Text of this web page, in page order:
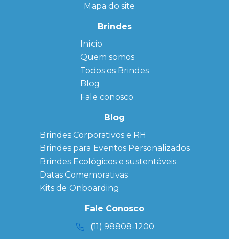
Mapa do site
Brindes
Início
Quem somos
← Back
FAQ
Sitemap
Todos os Brindes
← Back
Agendas
Personalizadas
Personalizado
personalizados
Brindes
Corporativos
Copos Térmicos
Personalizados
Datas Especiais
Ecobag
Personalizada
Kits
Blog
Fale conosco
Blog
Brindes Corporativos e RH
Brindes para Eventos Personalizados
Brindes Ecológicos e sustentáveis
Datas Comemorativas
Kits de Onboarding
Fale Conosco
(11) 98808-1200